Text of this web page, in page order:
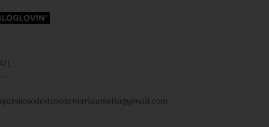
ofabulosodestinodemariaamelia@gmail.com